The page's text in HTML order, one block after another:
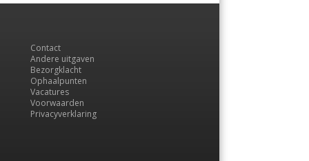
Contact
Andere uitgaven
Bezorgklacht
Ophaalpunten
Vacatures
Voorwaarden
Privacyverklaring